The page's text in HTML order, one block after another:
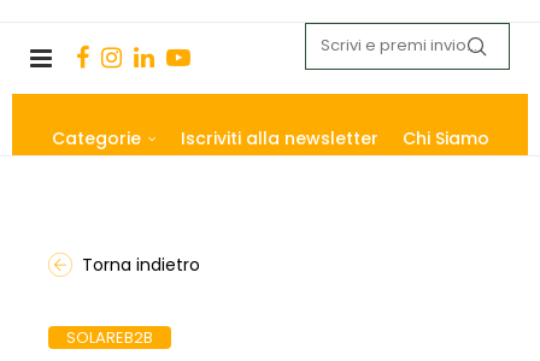
Categorie Iscriviti alla newsletter Chi Siamo
Torna indietro
SOLAREB2B